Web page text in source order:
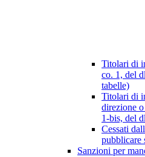
Titolari di
co. 1, del
tabelle)
Titolari di
direzione
1-bis, del
Cessati
pubblicare
Sanzioni per